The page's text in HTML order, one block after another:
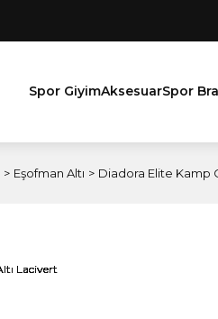
Spor GiyimAksesuarSpor
Eşofman Altı Diadora Elite Kamp